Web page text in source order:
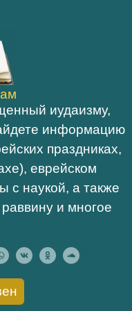
иудаизму,
информацию
праздниках,
еврейском
с наукой, а также
и многое